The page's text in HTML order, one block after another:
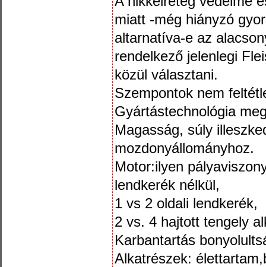
miatt -még hiányzó
altarnatíva-e az
rendelkező jelenlegi
közül választani.
Szempontok nem
Gyártástechnológia
Magasság, súly
mozdonyállományhoz.
Motor:ilyen
lendkerék nélkül,
1 vs 2 oldali lendkerék,
2 vs. 4 hajtott tengely
Karbantartás
Alkatrészek: